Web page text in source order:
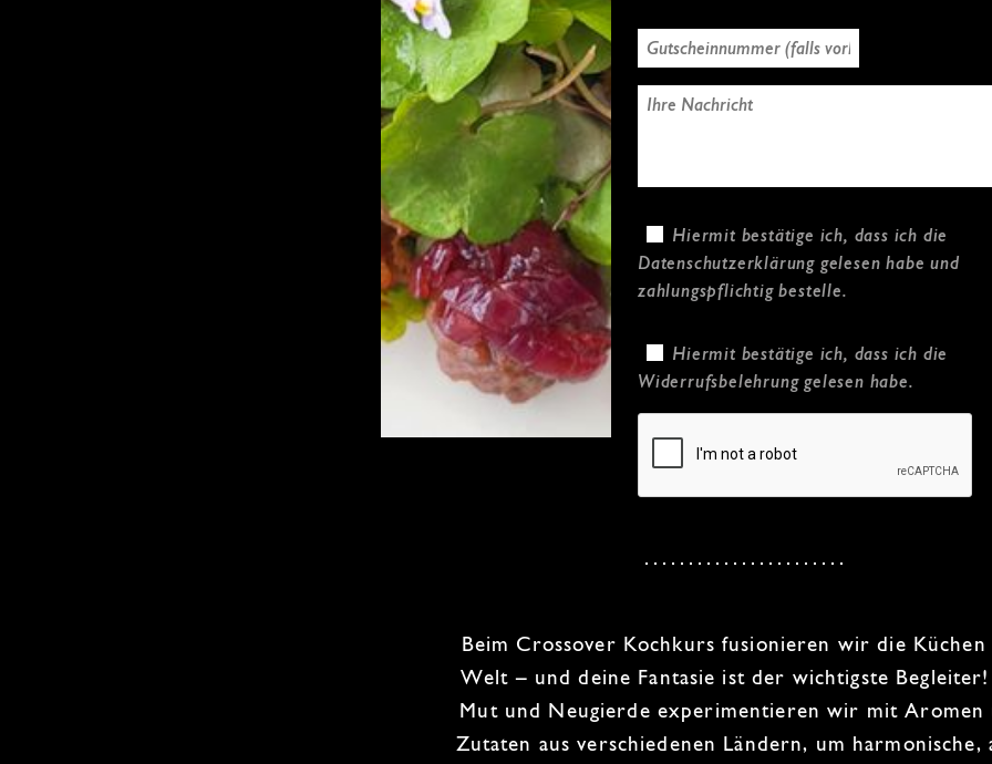
Hiermit bestätige ich, dass ich die
Datenschutzerklärung gelesen habe und
zahlungspflichtig bestelle.
Hiermit bestätige ich, dass ich die
Widerrufsbelehrunggelesen habe.
Beim Crossover Kochkurs fusionieren wir die Küchen
Welt – und deine Fantasie ist der wichtigste Begleiter!
Mut und Neugierde experimentierenwir mit Aromen
Zutaten aus verschiedenen Ländern, um harmonische,